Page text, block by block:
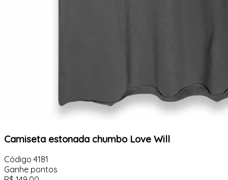
Camiseta estonada chumbo Love Will
Código 4181
Ganhe pontos